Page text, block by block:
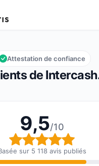
10
de
Attestation de confiance
9,5/10
Note globale :
sur 5 118 avis publiés